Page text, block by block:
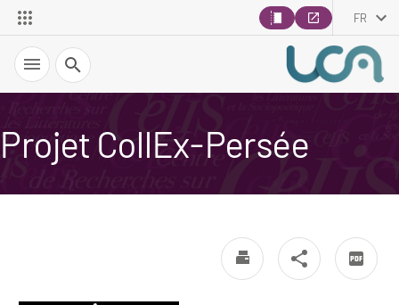
FR
Recherche
Projet CollEx-Persée